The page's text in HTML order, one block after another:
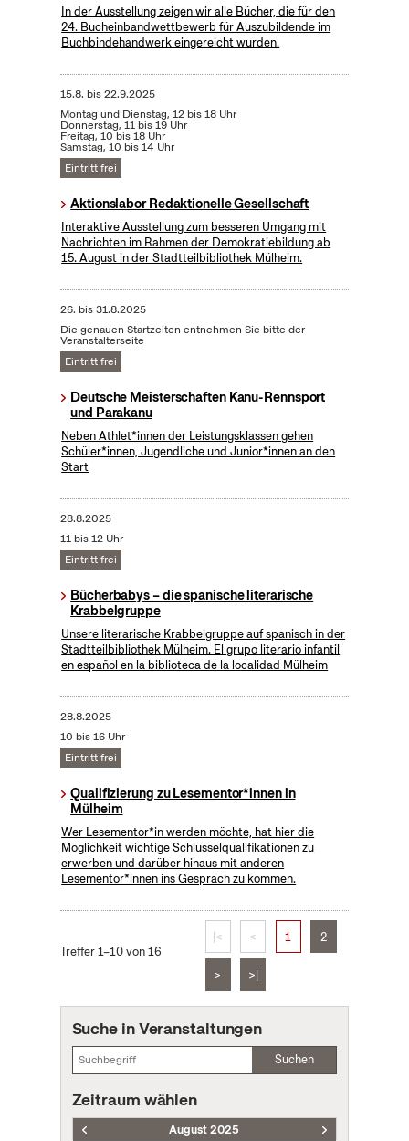
In der Ausstellung zeigen wir alle Bücher, die für den
24. Bucheinbandwettbewerb für Auszubildende im
Buchbindehandwerk eingereicht wurden.
15.8. bis22.9.2025
Montag und Dienstag, 12 bis 18 Uhr
Donnerstag, 11 bis 19 Uhr
Freitag, 10 bis 18 Uhr
Samstag, 10 bis 14 Uhr
Eintritt frei
Aktionslabor Redaktionelle Gesellschaft
Interaktive Ausstellung zum besseren Umgang mit
Nachrichten im Rahmen der Demokratiebildung ab
15. August in der Stadtteilbibliothek Mülheim.
26. bis31.8.2025
Die genauen Startzeiten entnehmen Sie bitte der
Veranstalterseite
Eintritt frei
Deutsche Meisterschaften Kanu-Rennsport
und Parakanu
Neben Athlet*innen der Leistungsklassen gehen
Schüler*innen, Jugendliche und Junior*innen an den
Start
28.8.2025
11 bis 12 Uhr
Eintritt frei
Bücherbabys – die spanische literarische
Krabbelgruppe
Unsere literarische Krabbelgruppe auf spanisch in der
Stadtteilbibliothek Mülheim. El grupo literario infantil
en español en la biblioteca de la localidad Mülheim
28.8.2025
10 bis 16 Uhr
Eintritt frei
Qualifizierung zu Lesementor*innen in
Mülheim
Wer Lesementor*in werden möchte, hat hier die
Möglichkeit wichtige Schlüsselqualifikationen zu
erwerben und darüber hinaus mit anderen
Lesementor*innen ins Gespräch zu kommen.
Treffer 1–10 von 16
|< < 1 2
> >|
Suche in Veranstaltungen
Suchen
Zeitraum wählen
August 2025